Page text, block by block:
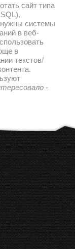
сайт типа
системы
в веб-
в
текстов/
-